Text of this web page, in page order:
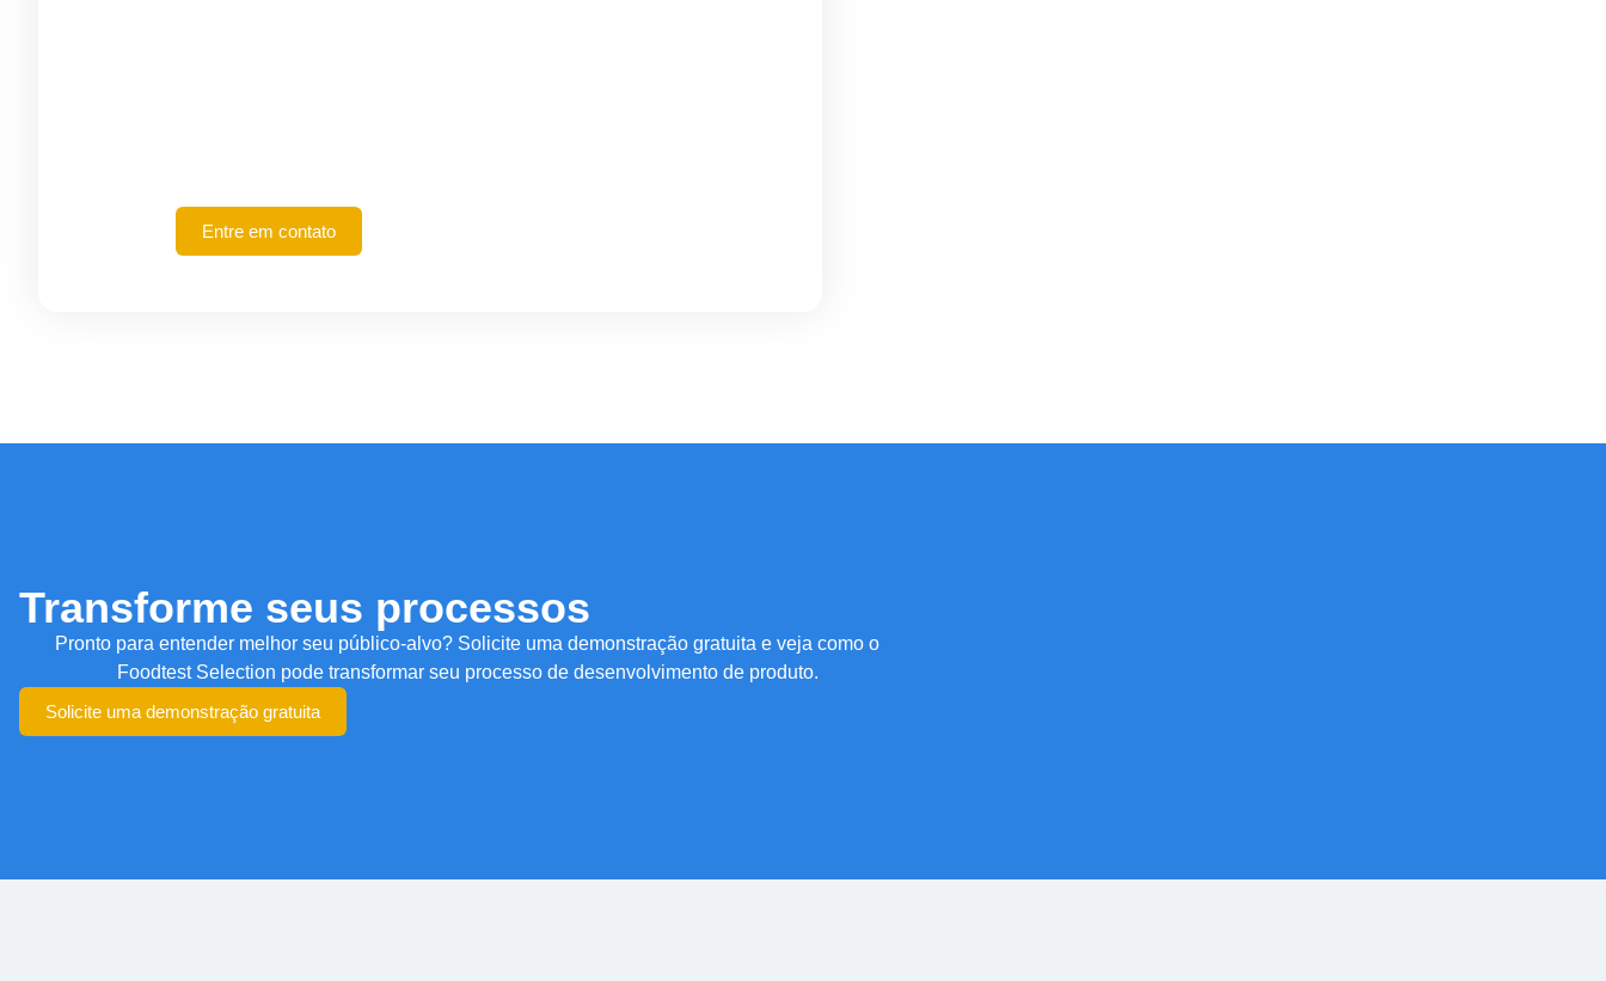
Entre em contato
Transforme seus processos
Pronto para entender melhor seu público-alvo? Solicite uma demonstração gratuita e veja como o
Foodtest Selection pode transformar seu processo de desenvolvimento de produto.
Solicite uma demonstração gratuita